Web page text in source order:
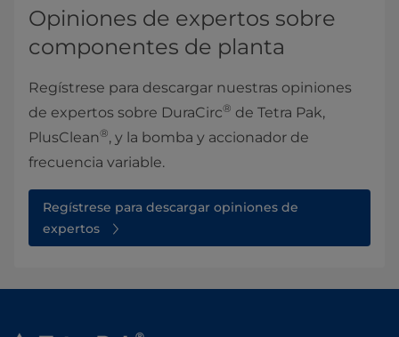
Opiniones de expertos sobre
componentes de planta
Regístrese para descargar nuestras opiniones
de expertos sobre DuraCirc® de Tetra Pak,
PlusClean®, y la bomba y accionador de
frecuencia variable.
Regístrese para descargar opiniones de
expertos